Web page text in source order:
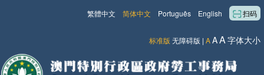
扫码
English
Português
简体中文
繁體中文
标准版 无障碍版 | AAA字体大小